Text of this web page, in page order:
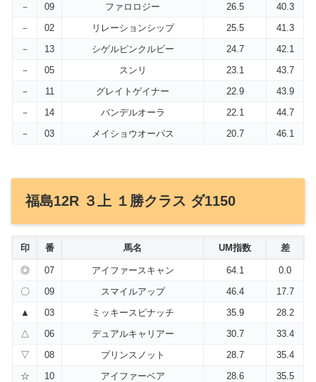
－
09 ファロロジー 26.5
40.3
－
02 リレーションシップ 25.5
41.3
－
13 シゲルピンクルビー 24.7
42.1
－
05 スンリ 23.1
43.7
－
11 グレイトゲイナー 22.9
43.9
－
14 バンデルオーラ 22.1
44.7
－
03 メイショウオーパス 20.7 46.1
福島12R ３上 １勝クラス ダ1150
印 番 馬名 UM指数 差
◎ 07 アイファースキャン 64.1
0.0
〇
09 スマイルアップ 46.4
17.7
▲
03 ミッキースピナッチ 35.9
28.2
△
06 デュアルキャリアー 30.7
33.4
▽
08 プリンスノット 28.7
35.4
☆
10 アイファーベア 28.6
35.5